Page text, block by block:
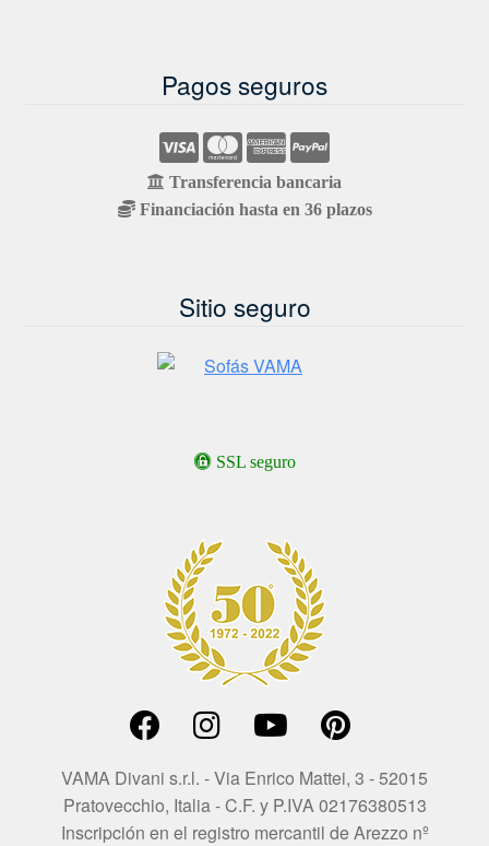
Pagos seguros
Transferencia bancaria
Financiación hasta en 36 plazos
Sitio seguro
SSL seguro
VAMA Divani s.r.l. - Via Enrico Mattei, 3 - 52015
Pratovecchio, Italia - C.F. y P.IVA 02176380513
Inscripción en el registro mercantil de Arezzo nº